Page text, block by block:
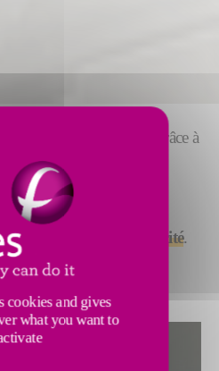
pièces les plus fragiles grâce à
par induction conçus
de frettage. Nos
adaptables à votre
la productivité et l'efficacité.
cookies and gives
what you want to